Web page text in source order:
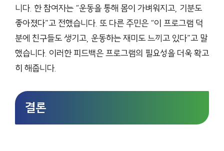
니다. 한 참여자는 “운동을 통해 몸이 가벼워지고, 기분도
좋아졌다”고 전했습니다. 또 다른 주민은 “이 프로그램 덕
분에 친구들도 생기고, 운동하는 재미도 느끼고 있다”고 말
했습니다. 이러한 피드백은 프로그램의 필요성을 더욱 확고
히 해줍니다.
결론